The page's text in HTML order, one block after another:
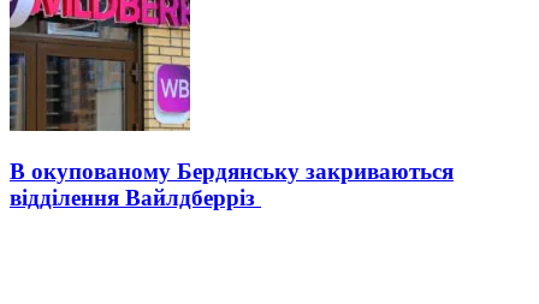
В окупованому Бердянську закриваються
відділення Вайлдберріз